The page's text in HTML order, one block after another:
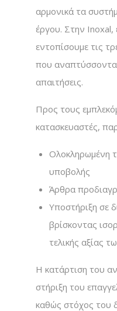
αρμονικά τα
έργου. Στην Inoxal,
εντοπίσουμε τις
που αναπτύσσονται
απαιτήσεις.
Προς τους
κατασκευαστές,
Ολοκληρωμένη
υποβολής
Άρθρα
Υποστήριξη σε
βρίσκοντας
τελικής αξίας
Η κατάρτιση του
στήριξη του
καθώς στόχος του